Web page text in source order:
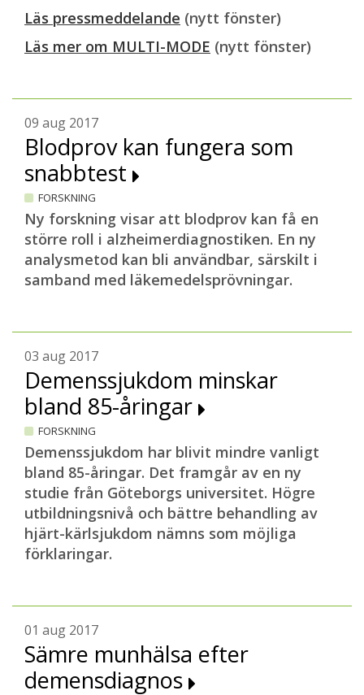
Läs pressmeddelande (nytt fönster)
Läs mer om MULTI-MODE (nytt fönster)
09 aug 2017
Blodprov kan fungera som
snabbtest
FORSKNING
Ny forskning visar att blodprov kan få en
större roll i alzheimerdiagnostiken. En ny
analysmetod kan bli användbar, särskilt i
samband med läkemedelsprövningar.
03 aug 2017
Demenssjukdom minskar
bland 85-åringar
FORSKNING
Demenssjukdom har blivit mindre vanligt
bland 85-åringar. Det framgår av en ny
studie från Göteborgs universitet. Högre
utbildningsnivå och bättre behandling av
hjärt-kärlsjukdom nämns som möjliga
förklaringar.
01 aug 2017
Sämre munhälsa efter
demensdiagnos